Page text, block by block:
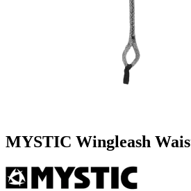
MYSTIC Wingleash